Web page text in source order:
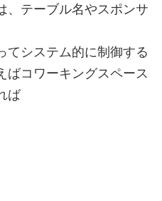
、テーブル名やスポンサ
てシステム的に制御する
ばコワーキングスペース
ば